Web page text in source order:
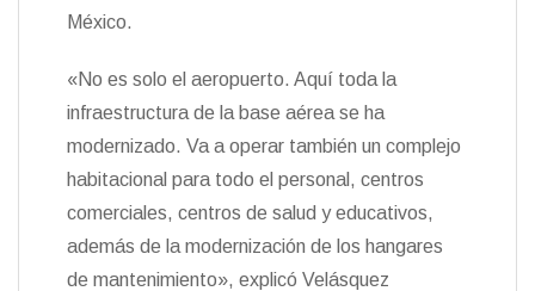
México.
«No es solo el aeropuerto. Aquí toda la
infraestructura de la base aérea se ha
modernizado. Va a operar también un complejo
habitacional para todo el personal, centros
comerciales, centros de salud y educativos,
además de la modernización de los hangares
de mantenimiento», explicó Velásquez